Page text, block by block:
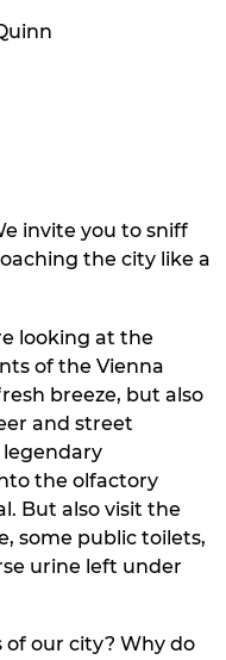
invite you to sniff
the city like a
looking at the
of the Vienna
breeze, but also
and street
legendary
the olfactory
But also visit the
some public toilets,
urine left under
of our city? Why do